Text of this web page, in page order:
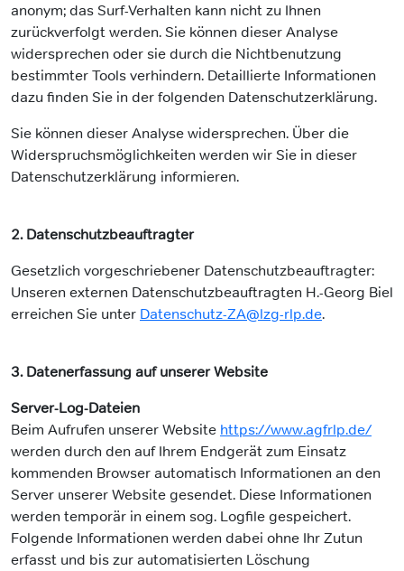
anonym; das Surf-Verhalten kann nicht zu Ihnen
zurückverfolgt werden. Sie können dieser Analyse
widersprechen oder sie durch die Nichtbenutzung
bestimmter Tools verhindern. Detaillierte Informationen
dazu finden Sie in der folgenden Datenschutzerklärung.
Sie können dieser Analyse widersprechen. Über die
Widerspruchsmöglichkeiten werden wir Sie in dieser
Datenschutzerklärung informieren.
2. Datenschutzbeauftragter
Gesetzlich vorgeschriebener Datenschutzbeauftragter:
Unseren externen Datenschutzbeauftragten H.-Georg Biel
erreichen Sie unter Datenschutz-ZA@lzg-rlp.de.
3. Datenerfassung auf unserer Website
Server-Log-Dateien
Beim Aufrufen unserer Website https://www.agfrlp.de/
werden durch den auf Ihrem Endgerät zum Einsatz
kommenden Browser automatisch Informationen an den
Server unserer Website gesendet. Diese Informationen
werden temporär in einem sog. Logfile gespeichert.
Folgende Informationen werden dabei ohne Ihr Zutun
erfasst und bis zur automatisierten Löschung